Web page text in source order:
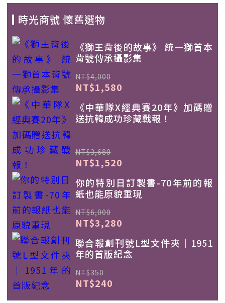
時光商號 懷舊選物
《獅王背後的故事》 統一獅首本
背號傳承攝影集
NT$4,000
NT$1,580
《中華隊X經典賽20年》加碼贈
送抗韓成功珍藏戰報！
NT$3,680
NT$1,520
你的特別日訂製書-70年前的報
紙也能原貌重現
NT$6,000
NT$3,280
聯合報創刊號L型文件夾｜1951
年的首版紀念
NT$350
NT$240